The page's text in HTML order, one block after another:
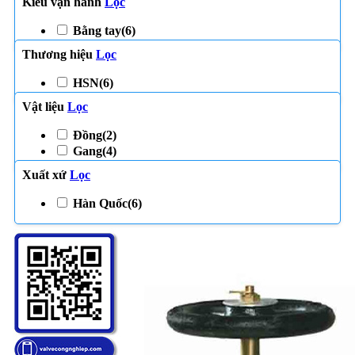
Bằng tay(6)
Thương hiệu Lọc
HSN(6)
Vật liệu Lọc
Đồng(2)
Gang(4)
Xuất xứ Lọc
Hàn Quốc(6)